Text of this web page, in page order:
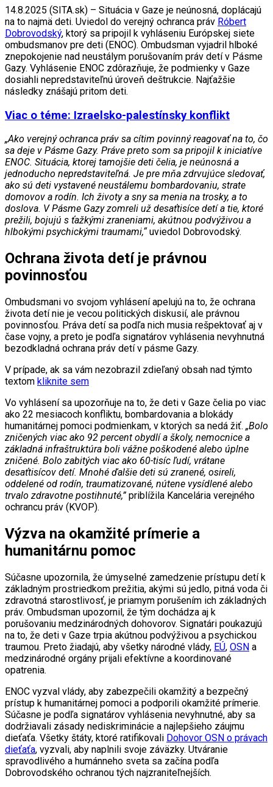
14.8.2025 (SITA.sk) – Situácia v Gaze je neúnosná, doplácajú
na to najmä deti. Uviedol do verejný ochranca práv Róbert
Dobrovodský, ktorý sa pripojil k vyhláseniu Európskej siete
ombudsmanov pre deti (ENOC). Ombudsman vyjadril hlboké
znepokojenie nad neustálym porušovaním práv detí v Pásme
Gazy. Vyhlásenie ENOC zdôrazňuje, že podmienky v Gaze
dosiahli nepredstaviteľnú úroveň deštrukcie. Najťažšie
následky znášajú pritom deti.
Viac o téme: Izraelsko-palestínsky konflikt
„Ako verejný ochranca práv sa cítim povinný reagovať na to, čo
sa deje v Pásme Gazy. Práve preto som sa pripojil k iniciatíve
ENOC. Situácia, ktorej tamojšie deti čelia, je neúnosná a
jednoducho nepredstaviteľná. Je pre mňa zdrvujúce sledovať,
ako sú deti vystavené neustálemu bombardovaniu, strate
domovov a rodín. Ich životy a sny sa menia na trosky, a to
doslova. V Pásme Gazy zomreli už desaťtisíce detí a tie, ktoré
prežili, bojujú s ťažkými zraneniami, akútnou podvýživou a
hlbokými psychickými traumami,“ uviedol Dobrovodský.
Ochrana života detí je právnou
povinnosťou
Ombudsmani vo svojom vyhlásení apelujú na to, že ochrana
života detí nie je vecou politických diskusií, ale právnou
povinnosťou. Práva detí sa podľa nich musia rešpektovať aj v
čase vojny, a preto je podľa signatárov vyhlásenia nevyhnutná
bezodkladná ochrana práv detí v pásme Gazy.
V prípade, ak sa vám nezobrazil zdieľaný obsah nad týmto
textom kliknite sem
Vo vyhlásení sa upozorňuje na to, že deti v Gaze čelia po viac
ako 22 mesiacoch konfliktu, bombardovania a blokády
humanitárnej pomoci podmienkam, v ktorých sa nedá žiť. „Bolo
zničených viac ako 92 percent obydlí a školy, nemocnice a
základná infraštruktúra boli vážne poškodené alebo úplne
zničené. Bolo zabitých viac ako 60-tisíc ľudí, vrátane
desaťtisícov detí. Mnohé ďalšie deti sú zranené, osireli,
oddelené od rodín, traumatizované, nútene vysídlené alebo
trvalo zdravotne postihnuté,”priblížila Kancelária verejného
ochrancu práv (KVOP).
Výzva na okamžité prímerie a
humanitárnu pomoc
Súčasne upozornila, že úmyselné zamedzenie prístupu detí k
základným prostriedkom prežitia, akými sú jedlo, pitná voda či
zdravotná starostlivosť, je priamym porušením ich základných
práv. Ombudsman upozornil, že tým dochádza aj k
porušovaniu medzinárodných dohovorov. Signatári poukazujú
na to, že deti v Gaze trpia akútnou podvýživou a psychickou
traumou. Preto žiadajú, aby všetky národné vlády, EÚ, OSN a
medzinárodné orgány prijali efektívne a koordinované
opatrenia.
ENOC vyzval vlády, aby zabezpečili okamžitý a bezpečný
prístup k humanitárnej pomoci a podporili okamžité prímerie.
Súčasne je podľa signatárov vyhlásenia nevyhnutné, aby sa
dodržiavali zásady nediskriminácie a najlepšieho záujmu
dieťaťa. Všetky štáty, ktoré ratifikovali Dohovor OSN o právach
dieťaťa, vyzvali, aby naplnili svoje záväzky. Utváranie
spravodlivého a humánneho sveta sa začína podľa
Dobrovodského ochranou tých najzraniteľnejších.